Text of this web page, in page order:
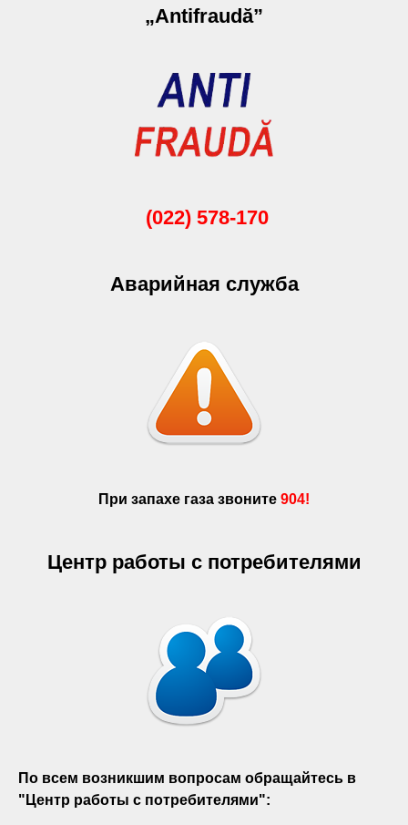
„Antifraudă”
(022) 578-170
Аварийная служба
При запахе газа звоните 904!
Центр работы с потребителями
По всем возникшим вопросам обращайтесь в
"Центр работы с потребителями":